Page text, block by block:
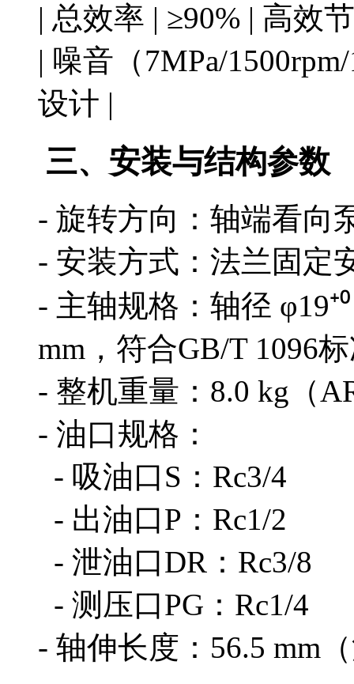
| 总效率 | ≥90% | 高效
| 噪音（7MPa/
设计 |
三、安装与结构参数
- 旋转方向：轴端看
- 安装方式：法兰固定
- 主轴规格：轴径
mm，符合GB/T 1096
- 整机重量：8.0 kg（
- 油口规格：
- 吸油口S：Rc3/4
- 出油口P：Rc1/2
- 泄油口DR：Rc3/8
- 测压口PG：Rc1/4
- 轴伸长度：56.5 mm